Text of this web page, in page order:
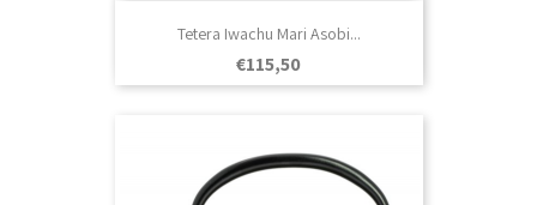
Tetera Iwachu Mari Asobi...
Prezo
€115,50